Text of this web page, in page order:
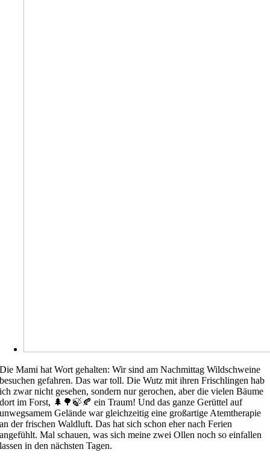
Die Mami hat Wort gehalten: Wir sind am Nachmittag Wildschweine
besuchen gefahren. Das war toll. Die Wutz mit ihren Frischlingen hab
ich zwar nicht gesehen, sondern nur gerochen, aber die vielen Bäume
dort im Forst, 🌲🌳🍃🍂 ein Traum! Und das ganze Gerüttel auf
unwegsamem Gelände war gleichzeitig eine großartige Atemtherapie
an der frischen Waldluft. Das hat sich schon eher nach Ferien
angefühlt. Mal schauen, was sich meine zwei Ollen noch so einfallen
lassen in den nächsten Tagen.